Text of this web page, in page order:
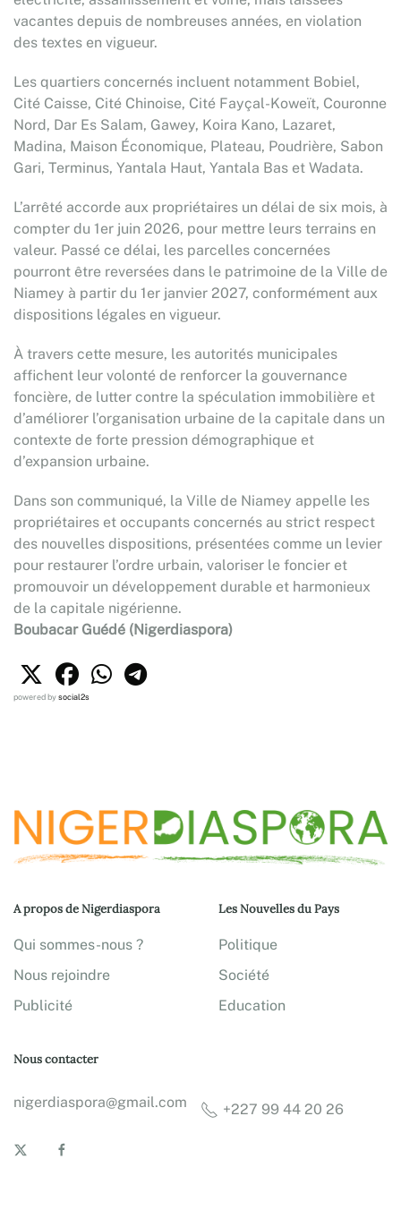
vacantes depuis de nombreuses années, en violation
des textes en vigueur.
Les quartiers concernés incluent notamment Bobiel,
Cité Caisse, Cité Chinoise, Cité Fayçal-Koweït, Couronne
Nord, Dar Es Salam, Gawey, Koira Kano, Lazaret,
Madina, Maison Économique, Plateau, Poudrière, Sabon
Gari, Terminus, Yantala Haut, Yantala Bas et Wadata.
L’arrêté accorde aux propriétaires un délai de six mois, à
compter du 1er juin 2026, pour mettre leurs terrains en
valeur. Passé ce délai, les parcelles concernées
pourront être reversées dans le patrimoine de la Ville de
Niamey à partir du 1er janvier 2027, conformément aux
dispositions légales en vigueur.
À travers cette mesure, les autorités municipales
affichent leur volonté de renforcer la gouvernance
foncière, de lutter contre la spéculation immobilière et
d’améliorer l’organisation urbaine de la capitale dans un
contexte de forte pression démographique et
d’expansion urbaine.
Dans son communiqué, la Ville de Niamey appelle les
propriétaires et occupants concernés au strict respect
des nouvelles dispositions, présentées comme un levier
pour restaurer l’ordre urbain, valoriser le foncier et
promouvoir un développement durable et harmonieux
de la capitale nigérienne.
Boubacar Guédé (Nigerdiaspora)
powered bysocial2s
A propos de Nigerdiaspora
Qui sommes-nous ?
Nous rejoindre
Publicité
Les Nouvelles du Pays
Politique
Société
Education
Nous contacter
nigerdiaspora@gmail.com +227 99 44 20 26